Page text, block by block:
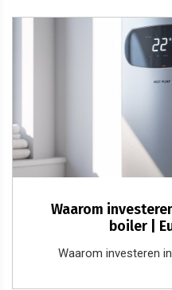
Waarom
boiler |
Waarom investeren